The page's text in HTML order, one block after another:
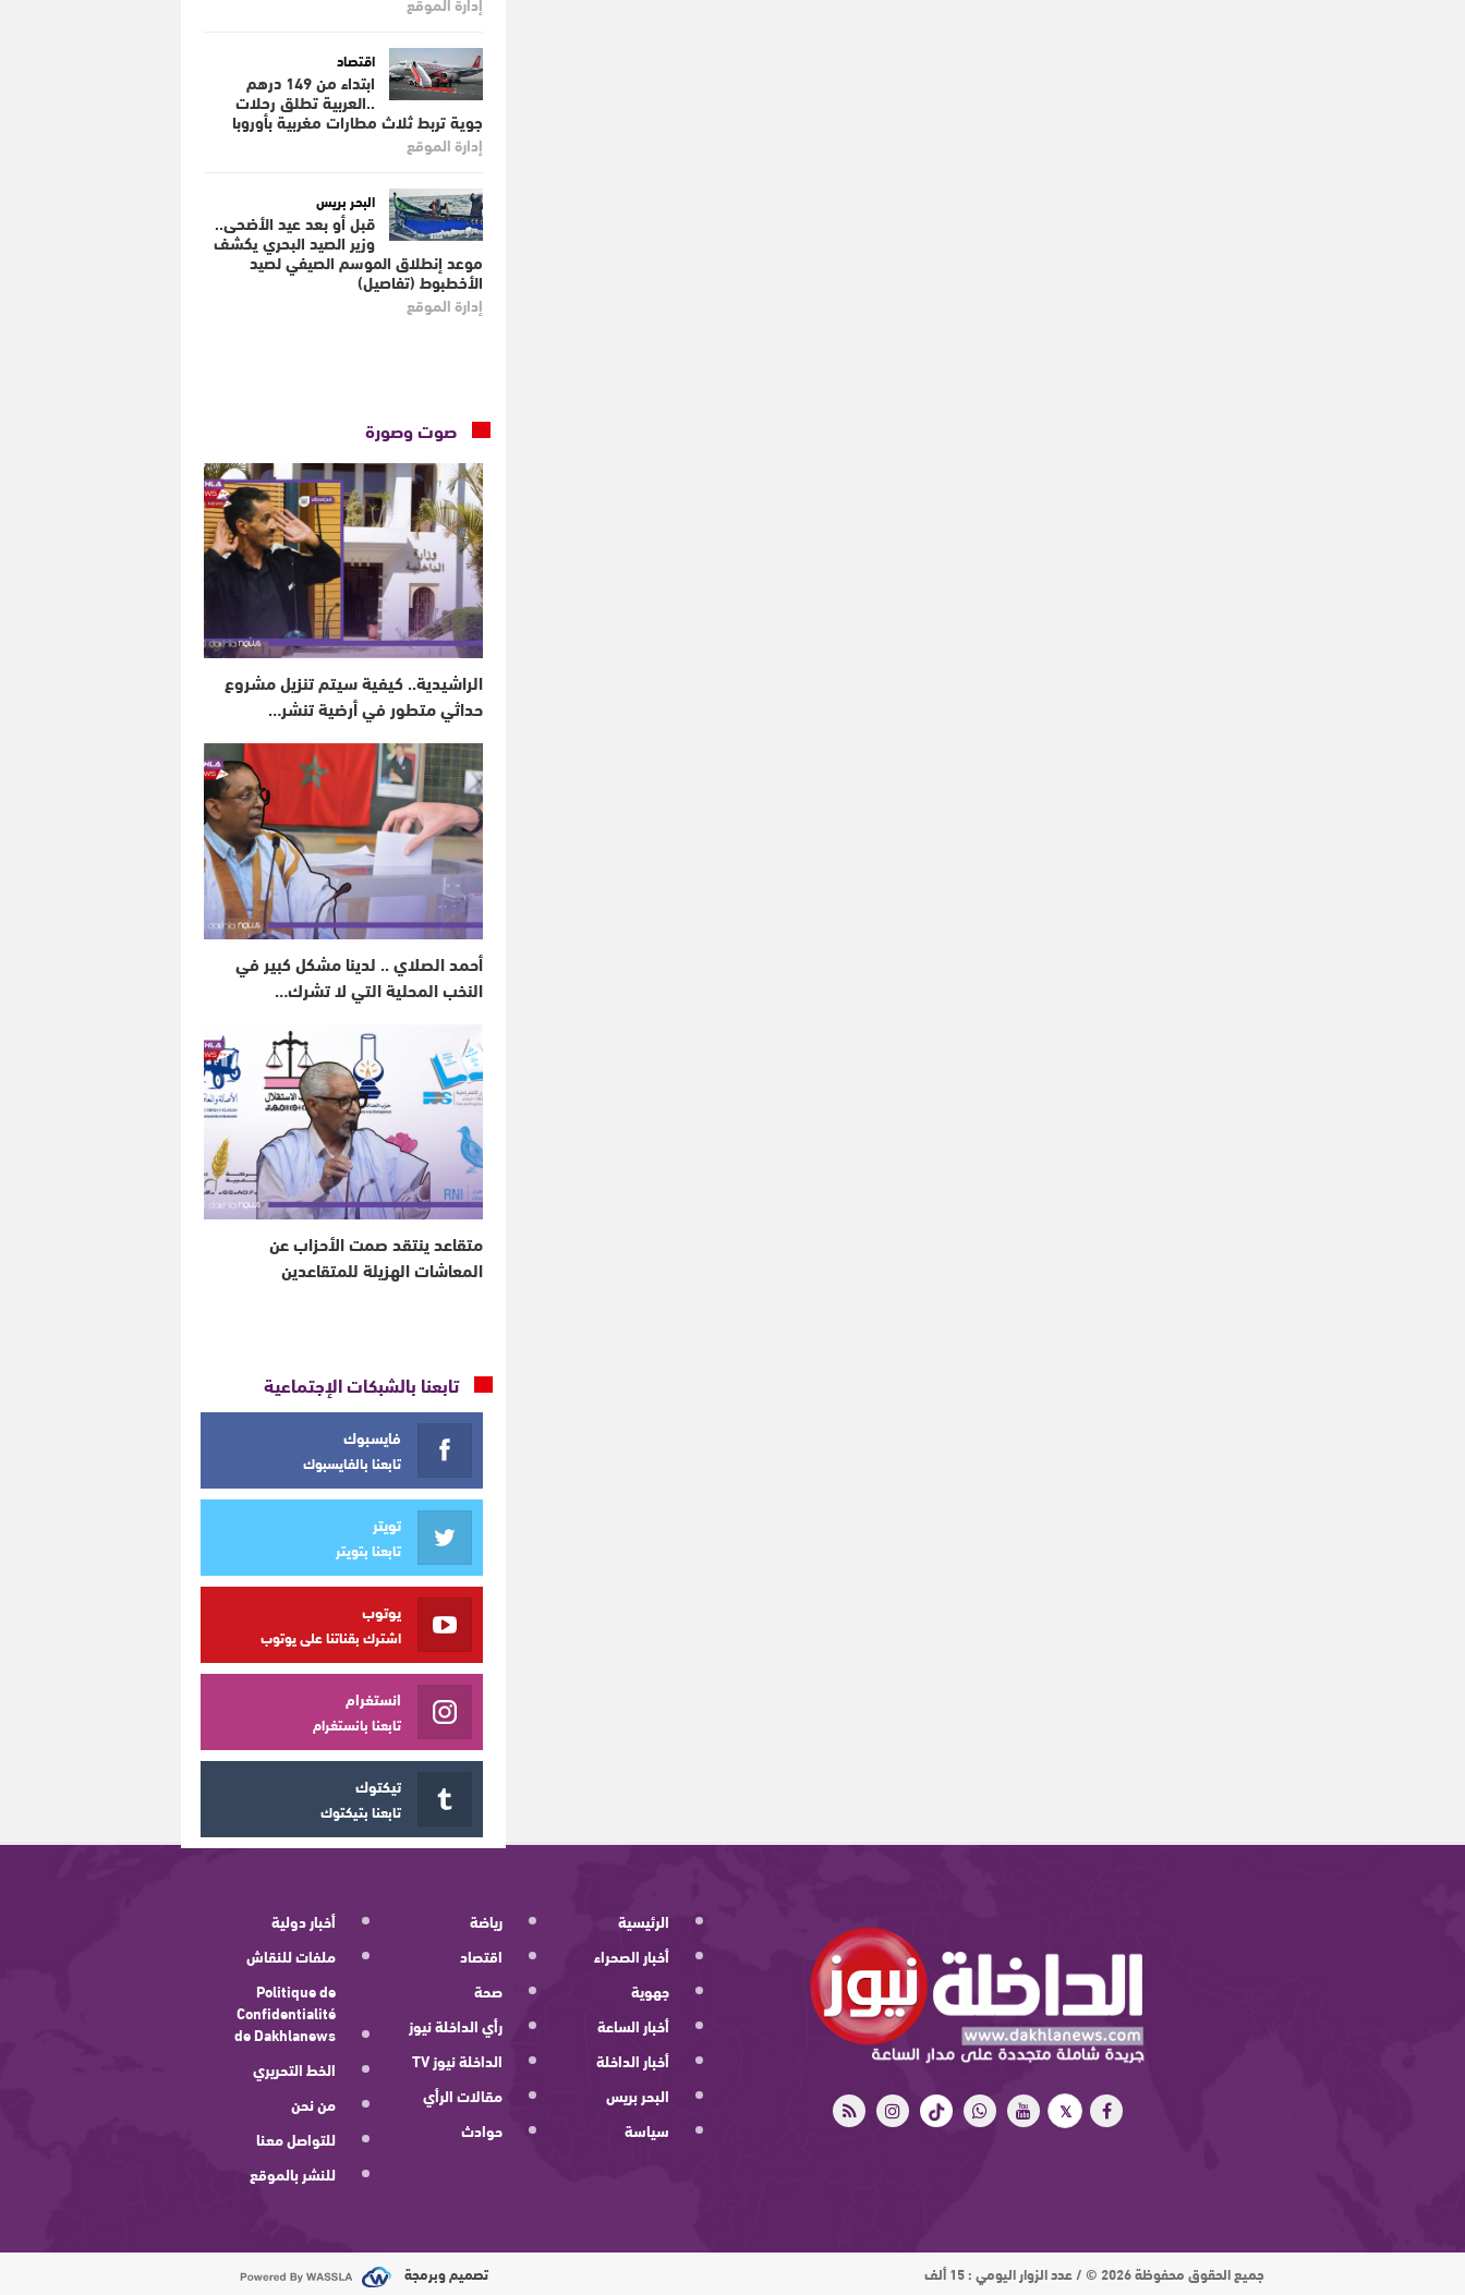
اقتصاد
ابتداء من 149 درهم
..العربية تطلق رحلات
جوية تربط ثلاث مطارات مغربية بأوروبا
إدارة الموقع
البحر بريس
قبل أو بعد عيد الأضحى..
وزير الصيد البحري يكشف
موعد إنطلاق الموسم الصيفي لصيد
الأخطبوط (تفاصيل)
إدارة الموقع
صوت وصورة
الراشيدية.. كيفية سيتم تنزيل مشروع
حداثي متطور في أرضية تنشر…
أحمد الصلاي .. لدينا مشكل كبير في
النخب المحلية التي لا تشرك…
متقاعد ينتقد صمت الأحزاب عن
المعاشات الهزيلة للمتقاعدين
تابعنا بالشبكات الإجتماعية
فايسبوك
تابعنا بالفايسبوك
تويتر
تابعنا بتويتر
يوتوب
اشترك بقناتنا على يوتوب
انستغرام
تابعنا بانستغرام
تيكتوك
تابعنا بتيكتوك
الرئيسية
أخبار الصحراء
جهوية
أخبار الساعة
أخبار الداخلة
البحر بريس
سياسة
رياضة
اقتصاد
صحة
رأي الداخلة نيوز
الداخلة نيوز TV
مقالات الرأي
حوادث
أخبار دولية
ملفات للنقاش
Politique de
Confidentialité
de Dakhlanews
الخط التحريري
من نحن
للتواصل معنا
للنشر بالموقع
جميع الحقوق محفوظة 2026 © / عدد الزوار اليومي : 15 ألف تصميم وبرمجة